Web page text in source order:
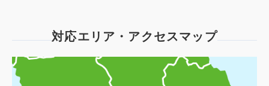
対応エリア・アクセスマップ